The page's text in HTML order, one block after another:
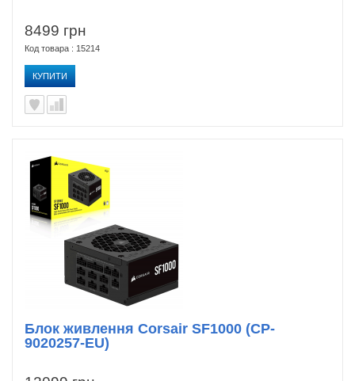
8499 грн
Код товара : 15214
КУПИТИ
Блок живлення Corsair SF1000 (CP-
9020257-EU)